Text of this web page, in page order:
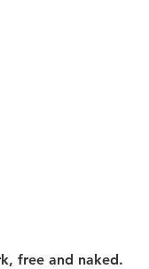
free and naked.